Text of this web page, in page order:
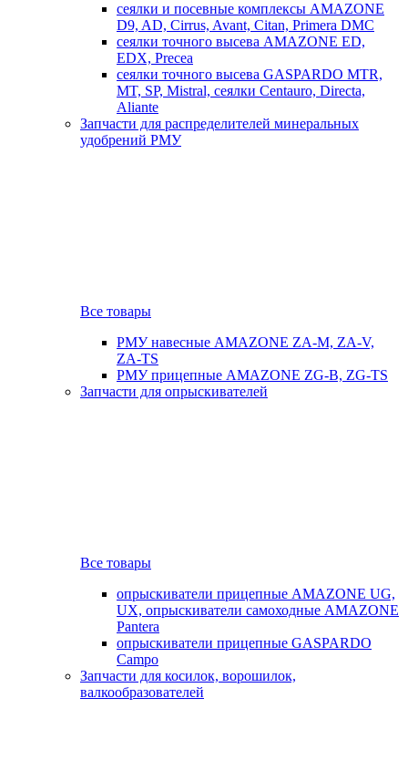
сеялки и посевные комплексы AMAZONE
D9, AD, Cirrus, Avant, Citan, Primera DMC
сеялки точного высева AMAZONE ED,
EDX, Precea
сеялки точного высева GASPARDO MTR,
MT, SP, Mistral, сеялки Centauro, Directa,
Aliante
Запчасти для распределителей минеральных
удобрений РМУ
Все товары
РМУ навесные AMAZONE ZA-M, ZA-V,
ZA-TS
РМУ прицепные AMAZONE ZG-B, ZG-TS
Запчасти для опрыскивателей
Все товары
опрыскиватели прицепные AMAZONE UG,
UX, опрыскиватели самоходные AMAZONE
Pantera
опрыскиватели прицепные GASPARDO
Campo
Запчасти для косилок, ворошилок,
валкообразователей